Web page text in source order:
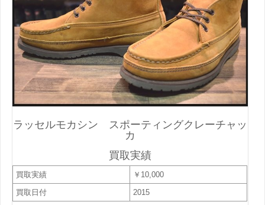
ラッセルモカシン スポーティングクレーチャッ
カ
買取実績
買取実績
￥10,000
買取日付
2015